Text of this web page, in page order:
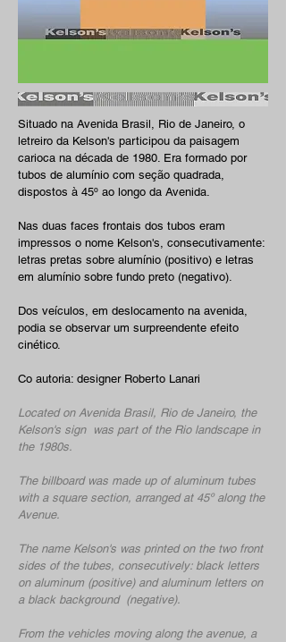
Situado na Avenida Brasil, Rio de Janeiro, o
letreiro da Kelson's participou da paisagem
carioca na década de 1980. Era formado por
tubos de alumínio com seção quadrada,
dispostos à 45º ao longo da Avenida.
Nas duas faces frontais dos tubos eram
impressos o nome Kelson's, consecutivamente:
letras pretas sobre alumínio (positivo) e letras
em alumínio sobre fundo preto (negativo).
Dos veículos, em deslocamento na avenida,
podia se observar um surpreendente efeito
cinético.
Co autoria: designer Roberto Lanari
Located on Avenida Brasil, Rio de Janeiro, the
Kelson's sign was part of the Rio landscape in
the 1980s.
The billboard was made up of aluminum tubes
with a square section, arranged at 45º along the
Avenue.
The name Kelson's was printed on the two front
sides of the tubes, consecutively: black letters
on aluminum (positive) and aluminum letters on
a black background (negative).
From the vehicles moving along the avenue, a